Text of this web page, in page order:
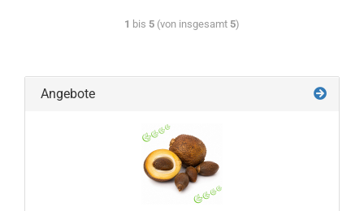
1 bis 5 (von insgesamt 5)
Angebote